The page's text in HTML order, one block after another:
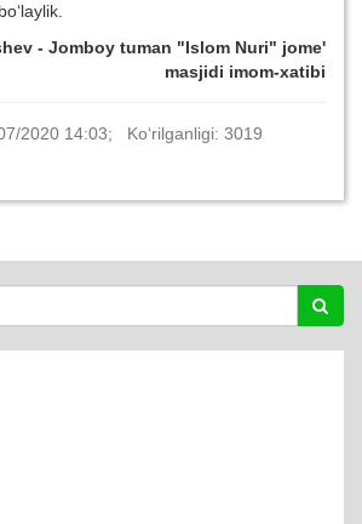
- Jomboy tuman "Islom Nuri" jome'
masjidi imom-xatibi
2020 14:03; Ko‘rilganligi: 3019